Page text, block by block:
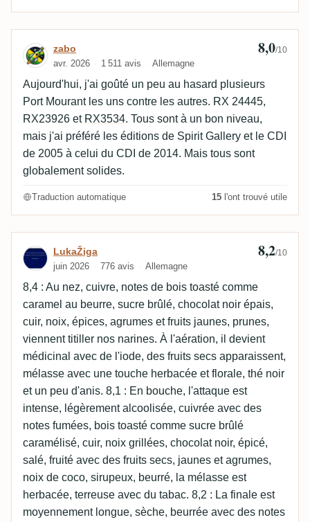
Avis de zabo
zabo
avr. 2026 1 511 avis Allemagne
8,0/10
Aujourd'hui, j'ai goûté un peu au hasard plusieurs
Port Mourant les uns contre les autres. RX 24445,
RX23926 et RX3534. Tous sont à un bon niveau,
mais j'ai préféré les éditions de Spirit Gallery et le CDI
de 2005 à celui du CDI de 2014. Mais tous sont
globalement solides.
Traduction automatique 15 l'ont trouvé utile
Avis de LukaŽiga
LukaŽiga
juin 2026 776 avis Allemagne
8,2/10
8,4 : Au nez, cuivre, notes de bois toasté comme
caramel au beurre, sucre brûlé, chocolat noir épais,
cuir, noix, épices, agrumes et fruits jaunes, prunes,
viennent titiller nos narines. À l'aération, il devient
médicinal avec de l'iode, des fruits secs apparaissent,
mélasse avec une touche herbacée et florale, thé noir
et un peu d'anis. 8,1 : En bouche, l'attaque est
intense, légèrement alcoolisée, cuivrée avec des
notes fumées, bois toasté comme sucre brûlé
caramélisé, cuir, noix grillées, chocolat noir, épicé,
salé, fruité avec des fruits secs, jaunes et agrumes,
noix de coco, sirupeux, beurré, la mélasse est
herbacée, terreuse avec du tabac. 8,2 : La finale est
moyennement longue, sèche, beurrée avec des notes